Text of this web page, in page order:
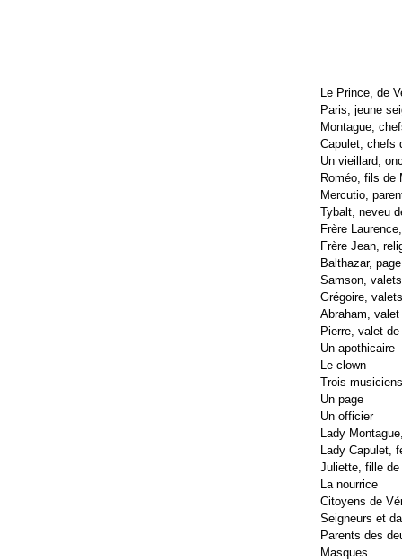
Le Prince, de
Paris, jeune
Montague,
Capulet, chefs
Un vieillard,
Roméo, fils de
Mercutio,
Tybalt, neveu
Frère
Frère Jean,
Balthazar,
Samson,
Grégoire,
Abraham,
Pierre, valet
Un apothicaire
Le clown
Trois musiciens
Un page
Un officier
Lady
Lady Capulet,
Juliette, fille de
La nourrice
Citoyens de
Seigneurs et
Parents des
Masques